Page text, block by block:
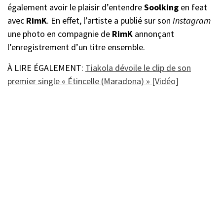
également avoir le plaisir d’entendreSoolking en feat
avec RimK. En effet, l’artiste a publié sur son Instagram
une photo en compagnie de RimK annonçant
l’enregistrement d’un titre ensemble.
À LIRE ÉGALEMENT: Tiakola dévoile le clip de son
premier single « Étincelle (Maradona) » [Vidéo]